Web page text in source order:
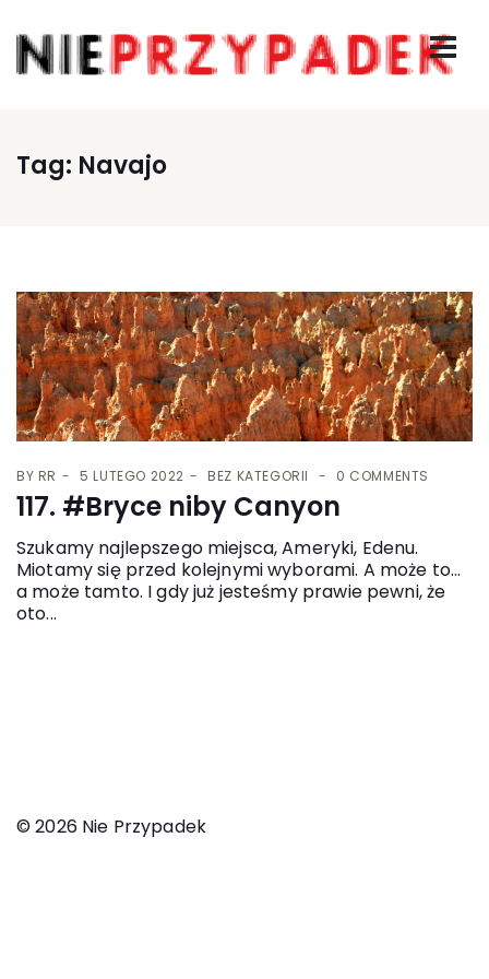
Tag: Navajo
BY RR 5 LUTEGO 2022 BEZ KATEGORII 0 COMMENTS
117. #Bryce niby Canyon
Szukamy najlepszego miejsca, Ameryki, Edenu.
Miotamy się przed kolejnymi wyborami. A może to...
a może tamto. I gdy już jesteśmy prawie pewni, że
oto...
© 2026 Nie Przypadek